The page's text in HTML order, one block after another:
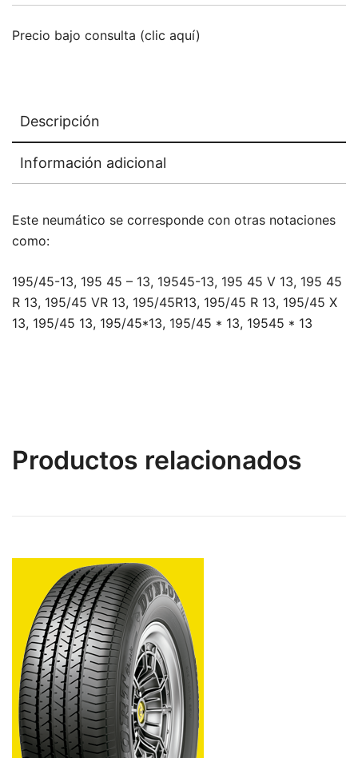
Precio bajo consulta (clic aquí)
Descripción
Información adicional
Este neumático se corresponde con otras notaciones
como:
195/45-13, 195 45 – 13, 19545-13, 195 45 V 13, 195 45
R 13, 195/45 VR 13, 195/45R13, 195/45 R 13, 195/45 X
13, 195/45 13, 195/45*13, 195/45 * 13, 19545 * 13
Productos relacionados